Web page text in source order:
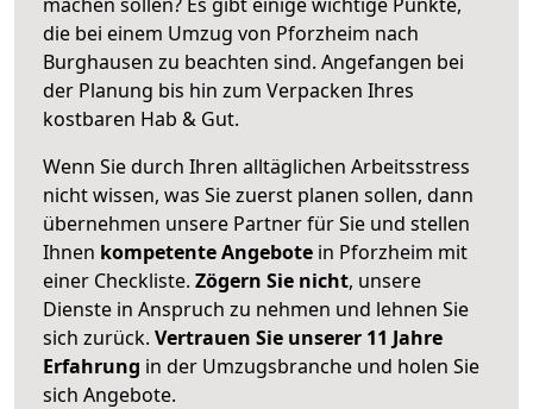
die bei einem Umzug von Pforzheim nach
Burghausen zu beachten sind. Angefangen bei
der Planung bis hin zum Verpacken Ihres
kostbaren Hab & Gut.
Wenn Sie durch Ihren alltäglichen Arbeitsstress
nicht wissen, was Sie zuerst planen sollen, dann
übernehmen unsere Partner für Sie und stellen
Ihnen kompetente Angebote in Pforzheim mit
einer Checkliste. Zögern Sie nicht, unsere
Dienste in Anspruch zu nehmen und lehnen Sie
sich zurück. Vertrauen Sie unserer 11 Jahre
Erfahrung in der Umzugsbranche und holen Sie
sich Angebote.